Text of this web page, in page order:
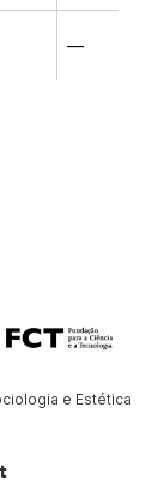
—
e Estética